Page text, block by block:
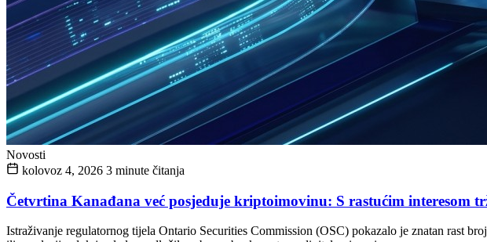
Novosti
kolovoz 4, 2026 3 minute čitanja
Četvrtina Kanađana već posjeduje kriptoimovinu: S rastućim interesom
Istraživanje regulatornog tijela Ontario Securities Commission (OSC) pokazalo je znatan rast